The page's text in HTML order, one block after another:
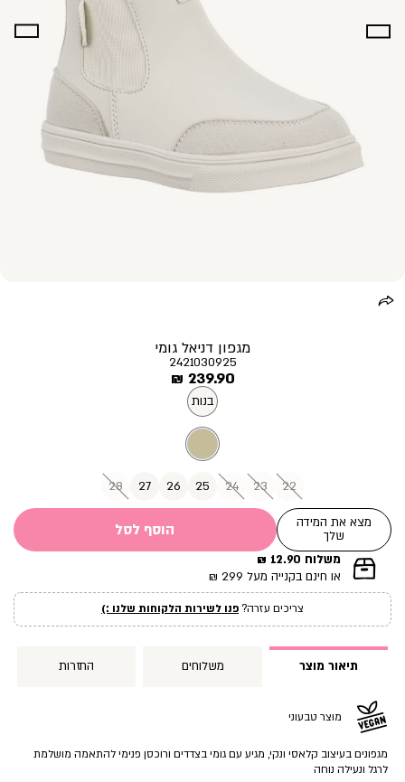
מגפון דניאל גומי
2421030925
מחיר
מוצר
239.90 ₪
בנות
22
23
24
25
26
27
28
מצא את המידה
שלך
הוסף לסל
|
תומך
עמוד
מוצר
משלוח 12.90 ₪
או חינם בקנייה מעל 299 ₪
צריכים עזרה?פנו לשירות הלקוחות שלנו :)
תיאור מוצר משלוחים החזרות
מוצר טבעוני
מגפונים בעיצוב קלאסי ונקי, מגיע עם גומי בצדדים ורוכסן פנימי להתאמה מושלמת
לרגל ונעילה נוחה